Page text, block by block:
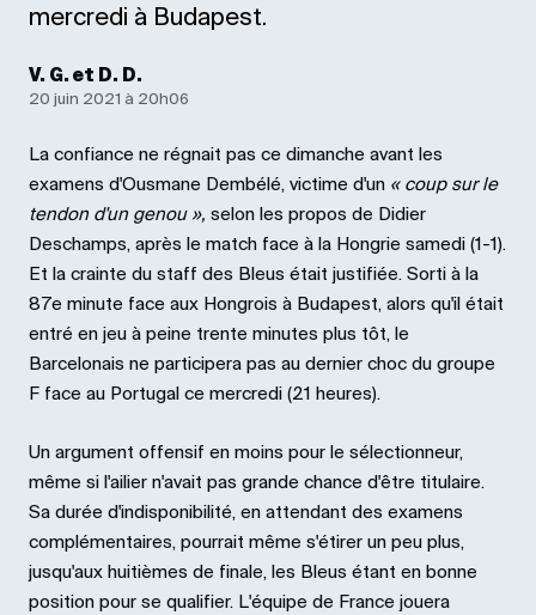
mercredi à Budapest.
V. G. et D. D.
20 juin 2021 à 20h06
La confiance ne régnait pas ce dimanche avant les
examens d'Ousmane Dembélé, victime d'un « coup sur le
tendon d'un genou », selon les propos de Didier
Deschamps, après le match face à la Hongrie samedi (1-1).
Et la crainte du staff des Bleus était justifiée. Sorti à la
87e minute face aux Hongrois à Budapest, alors qu'il était
entré en jeu à peine trente minutes plus tôt, le
Barcelonais ne participera pas au dernier choc du groupe
F face au Portugal ce mercredi (21 heures).
Un argument offensif en moins pour le sélectionneur,
même si l'ailier n'avait pas grande chance d'être titulaire.
Sa durée d'indisponibilité, en attendant des examens
complémentaires, pourrait même s'étirer un peu plus,
jusqu'aux huitièmes de finale, les Bleus étant en bonne
position pour se qualifier. L'équipe de France jouera